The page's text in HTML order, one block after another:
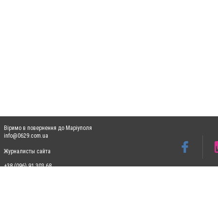
Віримо в повернення до Маріуполя
info@0629.com.ua
Журналисты сайта
+38 (096) 91 303 68